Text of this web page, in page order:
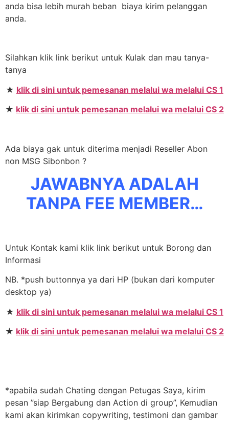
anda bisa lebih murah beban biaya kirim pelanggan
anda.
Silahkan klik link berikut untuk Kulak dan mau tanya-
tanya
★ klik di sini untuk pemesanan melalui wa melalui CS 1
★ klik di sini untuk pemesanan melalui wa melalui CS 2
Ada biaya gak untuk diterima menjadi Reseller Abon
non MSG Sibonbon ?
JAWABNYA ADALAH
TANPA FEE MEMBER…
Untuk Kontak kami klik link berikut untuk Borong dan
Informasi
NB. *push buttonnya ya dari HP (bukan dari komputer
desktop ya)
★ klik di sini untuk pemesanan melalui wa melalui CS 1
★ klik di sini untuk pemesanan melalui wa melalui CS 2
*apabila sudah Chating dengan Petugas Saya, kirim
pesan ”siap Bergabung dan Action di group”, Kemudian
kami akan kirimkan copywriting, testimoni dan gambar